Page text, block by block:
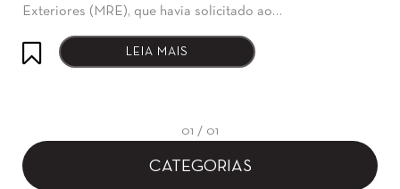
Exteriores (MRE), que havia solicitado ao…
LEIA MAIS
01 / 01
CATEGORIAS